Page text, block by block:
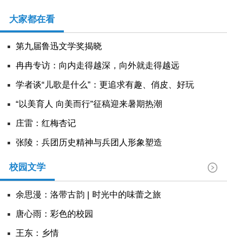
大家都在看
第九届鲁迅文学奖揭晓
冉冉专访：向内走得越深，向外就走得越远
学者谈“儿歌是什么”：更追求有趣、俏皮、好玩
“以美育人 向美而行”征稿迎来暑期热潮
庄雷：红梅杏记
张陵：兵团历史精神与兵团人形象塑造
校园文学
余思漫：洛带古韵 | 时光中的味蕾之旅
唐心雨：彩色的校园
王东：乡情